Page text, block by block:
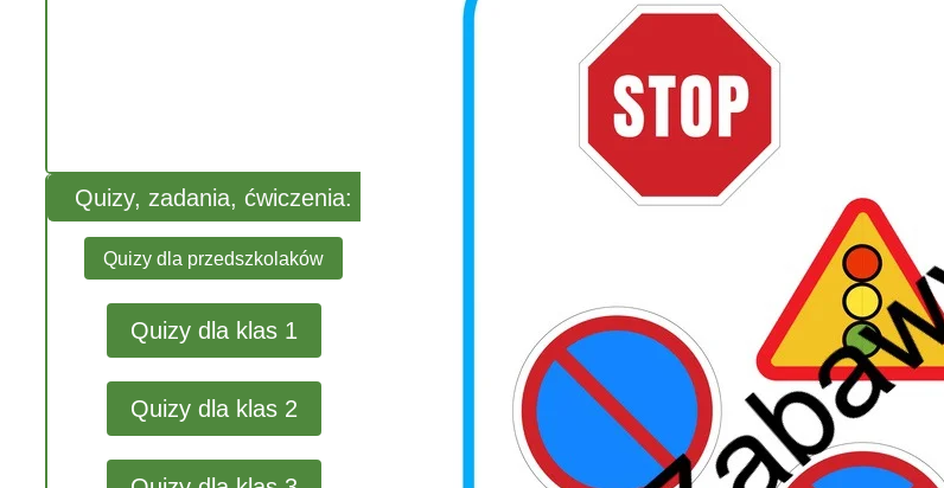
Quizy, zadania, ćwiczenia:
Quizy dla przedszkolaków
Quizy dla klas 1
Quizy dla klas 2